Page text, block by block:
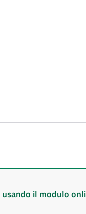
usando il modulo